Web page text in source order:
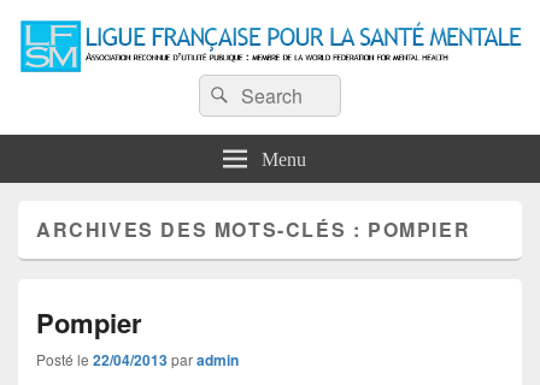
Ligue Française pour la Santé
Mentale
Association reconnue d'utilité publique : Membre de la World Federation for
Mental Health
Recherche :
Rechercher
Menu
ARCHIVES DES MOTS-CLÉS : POMPIER
Pompier
Posté le 22/04/2013paradmin